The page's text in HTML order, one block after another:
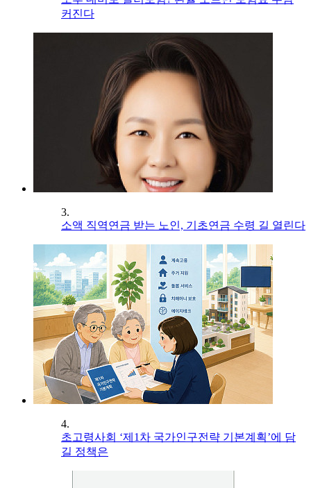
커진다
3.
소액 직역연금 받는 노인, 기초연금 수령 길 열린다
4.
초고령사회 ‘제1차 국가인구전략 기본계획’에 담
길 정책은